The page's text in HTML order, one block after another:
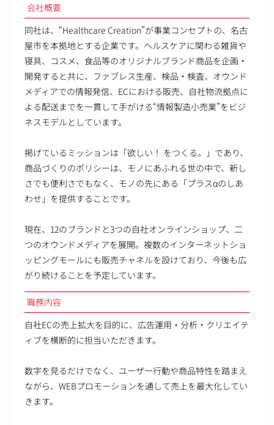
会社概要
同社は、“Healthcare Creation”が事業コンセプトの、名古
屋市を本拠地とする企業です。ヘルスケアに関わる雑貨や
寝具、コスメ、食品等のオリジナルブランド商品を企画・
開発すると共に、ファブレス生産、検品・検査、オウンド
メディアでの情報発信、ECにおける販売、自社物流拠点に
よる配送までを一貫して手がける“情報製造小売業”をビジ
ネスモデルとしています。
掲げているミッションは「欲しい！ をつくる。」であり、
商品づくりのポリシーは、モノにあふれる世の中で、新し
さでも便利さでもなく、モノの先にある「プラスαのしあ
わせ」を提供することです。
現在、12のブランドと3つの自社オンラインショップ、二
つのオウンドメディアを展開。複数のインターネットショ
ッピングモールにも販売チャネルを設けており、今後も広
がり続けることを予定しています。
職務内容
自社ECの売上拡大を目的に、広告運用・分析・クリエイテ
ィブを横断的に担当いただきます。
数字を見るだけでなく、ユーザー行動や商品特性を踏まえ
ながら、WEBプロモーションを通して売上を最大化してい
きます。